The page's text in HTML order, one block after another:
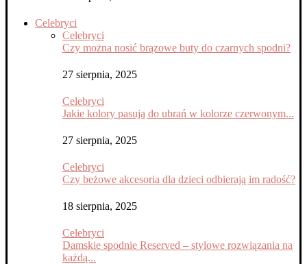
Celebryci
Celebryci
Czy można nosić brązowe buty do czarnych spodni?
27 sierpnia, 2025
Celebryci
Jakie kolory pasują do ubrań w kolorze czerwonym...
27 sierpnia, 2025
Celebryci
Czy beżowe akcesoria dla dzieci odbierają im radość?
18 sierpnia, 2025
Celebryci
Damskie spodnie Reserved – stylowe rozwiązania na
każdą...